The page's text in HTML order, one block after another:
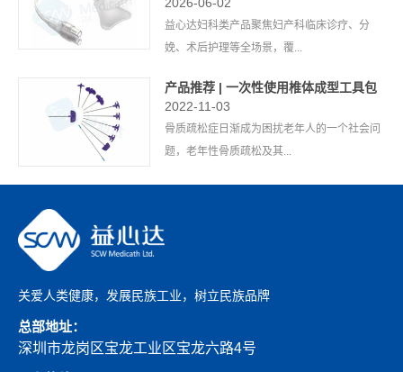
2026-06-02
益心达妇科类产品聚焦妇产科临床诊疗、分
娩、术后护理等全场景，覆...
产品推荐 | 一次性使用椎体成型工具包
2022-11-03
骨质疏松症日渐成为困扰老年人的一个社会问
题，老年性骨质疏松及其...
关爱人类健康，发展民族工业，树立民族品牌
总部地址：
深圳市龙岗区宝龙工业区宝龙六路4号